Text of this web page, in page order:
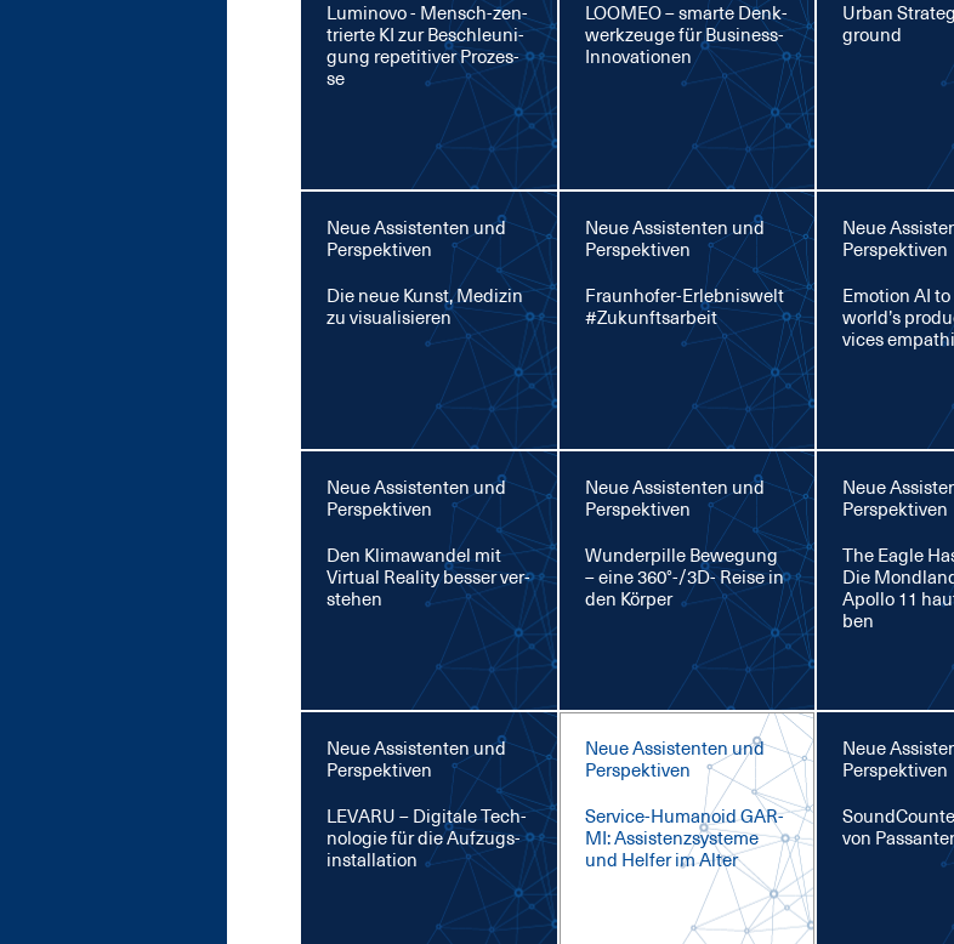
Lu­mi­no­vo - Mensch-zen­
trier­te KI zur Be­schleu­ni­
gung re­pe­ti­ti­ver Pro­zes­
se
LOO­MEO – smar­te Denk­
werk­zeu­ge für Busi­ness-
In­no­va­tio­nen
Ur­ban
ground
Neue Assistenten und
Perspektiven
Die neue Kunst, Me­di­zin
zu vi­sua­li­sie­ren
Neue Assistenten und
Perspektiven
Fraun­ho­fer-Er­leb­nis­welt
#Zu­kunfts­ar­beit
Neue
Perspektiven
Emo­ti­on AI
world’s
vices
Neue Assistenten und
Perspektiven
Den Kli­ma­wan­del mit
Vir­tu­al Rea­li­ty bes­ser ver­
ste­hen
Neue Assistenten und
Perspektiven
Wun­der­pil­le Be­we­gung
– ei­ne 360°-/3D- Rei­se in
den Kör­per
Neue
Perspektiven
The Ea­gle
Die
Apol­lo 11
ben
Neue Assistenten und
Perspektiven
LE­VA­RU – Di­gi­ta­le Tech­
no­lo­gie für die Auf­zug­s­
in­stal­la­ti­on
Neue Assistenten und
Perspektiven
Ser­vice-Hu­ma­no­id GAR­
MI: As­sis­tenz­sys­te­me
und Hel­fer im Al­ter
Neue
Perspektiven
von